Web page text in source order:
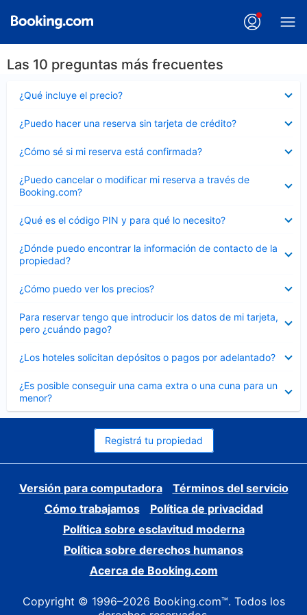
Las 10 preguntas más frecuentes
¿Qué incluye el precio?
cerrado
¿Puedo hacer una reserva sin tarjeta de crédito?
cerrado
¿Cómo sé si mi reserva está confirmada?
cerrado
¿Puedo cancelar o modificar mi reserva a través de
Booking.com?
cerrado
¿Qué es el código PIN y para qué lo necesito?
cerrado
¿Dónde puedo encontrar la información de contacto de la
propiedad?
cerrado
¿Cómo puedo ver los precios?
cerrado
Para reservar tengo que introducir los datos de mi tarjeta,
pero ¿cuándo pago?
cerrado
¿Los hoteles solicitan depósitos o pagos por adelantado?
cerrado
¿Es posible conseguir una cama extra o una cuna para un
menor?
cerrado
Registrá tu propiedad
Versión para computadora
Términos del servicio
Cómo trabajamos
Política de privacidad
Política sobre esclavitud moderna
Política sobre derechos humanos
Acerca de Booking.com
Copyright © 1996–2026 Booking.com™. Todos los